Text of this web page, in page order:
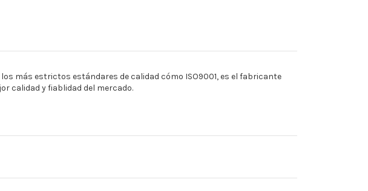
más estrictos estándares de calidad cómo ISO9001, es el fabricante
calidad y fiablidad del mercado.